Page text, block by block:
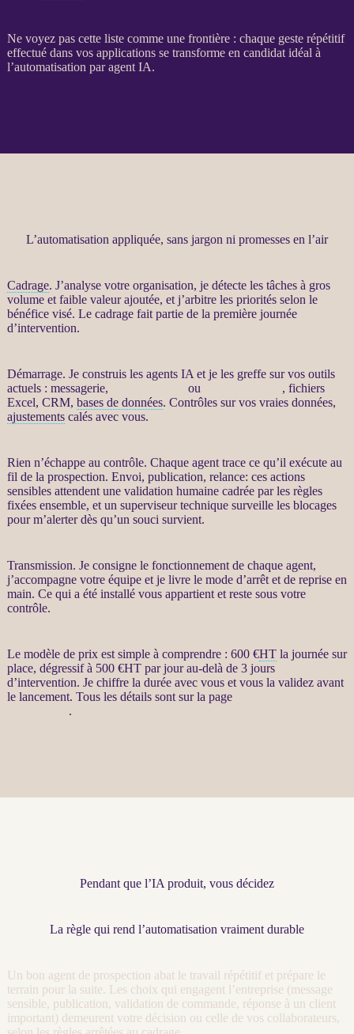
Ne voyez pas cette liste comme une frontière : chaque geste répétitif
effectué dans vos applicationsse transforme en candidat idéal à
l’automatisation paragent IA.
L’automatisation appliquée, sans jargon ni promesses en l’air
Cadrage. J’analyse votre organisation, je détecte les tâches à gros
volume et faible valeur ajoutée, et j’arbitre les priorités selon le
bénéfice visé. Le cadragefait partie de la première journée
d’intervention.
Démarrage. Je construis les agents IA et je les greffe sur vos outils
actuels : messagerie,
ou
, fichiers
Excel, CRM, bases de données. Contrôles sur vos vraies données,
ajustementscalés avec vous.
Rien n’échappe au contrôle. Chaque agenttrace ce qu’il exécute au
fil de la prospection. Envoi, publication, relance: ces actions
sensibles attendent une validation humaine cadrée par les règles
fixées ensemble, et un superviseur technique surveille les blocages
pour m’alerterdès qu’un souci survient.
Transmission. Je consigne le fonctionnement de chaque agent,
j’accompagne votre équipe et je livre le mode d’arrêt et de reprise en
main. Ce qui a été installé vous appartient et reste sous votre
contrôle.
Le modèle de prix est simple à comprendre : 600 €HTla journée sur
place, dégressif à 500 €HTpar jour au-delà de 3 jours
d’intervention. Je chiffre la durée avec vous et vous la validez avant
le lancement. Tous les détails sont sur la page
.
Pendant que l’IA produit, vous décidez
La règle qui rend l’automatisation vraiment durable
Un bon agent de prospection abat le travail répétitif et prépare le
terrain pour la suite. Les choix qui engagent l’entreprise (message
sensible, publication, validation de commande, réponse à un client
important) demeurent votre décision ou celle de vos collaborateurs,